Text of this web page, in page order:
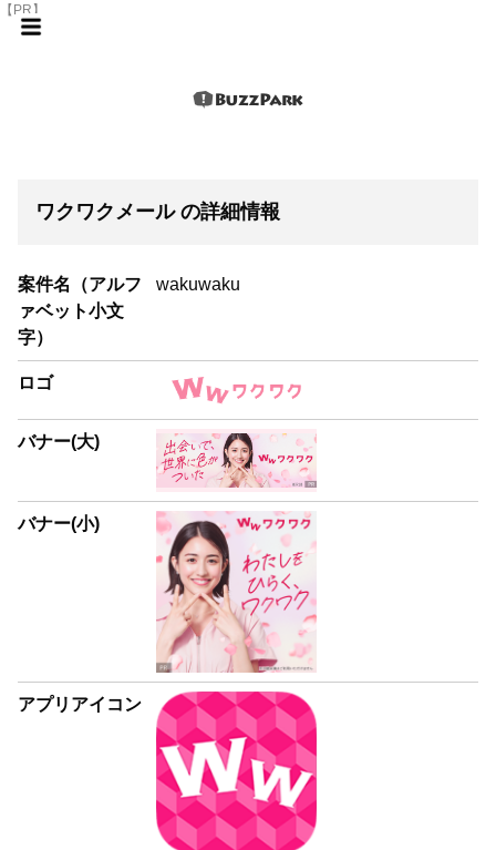
【PR】
ワクワクメール の詳細情報
案件名（アルフ
ァベット小文
字）
wakuwaku
ロゴ
バナー(大)
バナー(小)
アプリアイコン